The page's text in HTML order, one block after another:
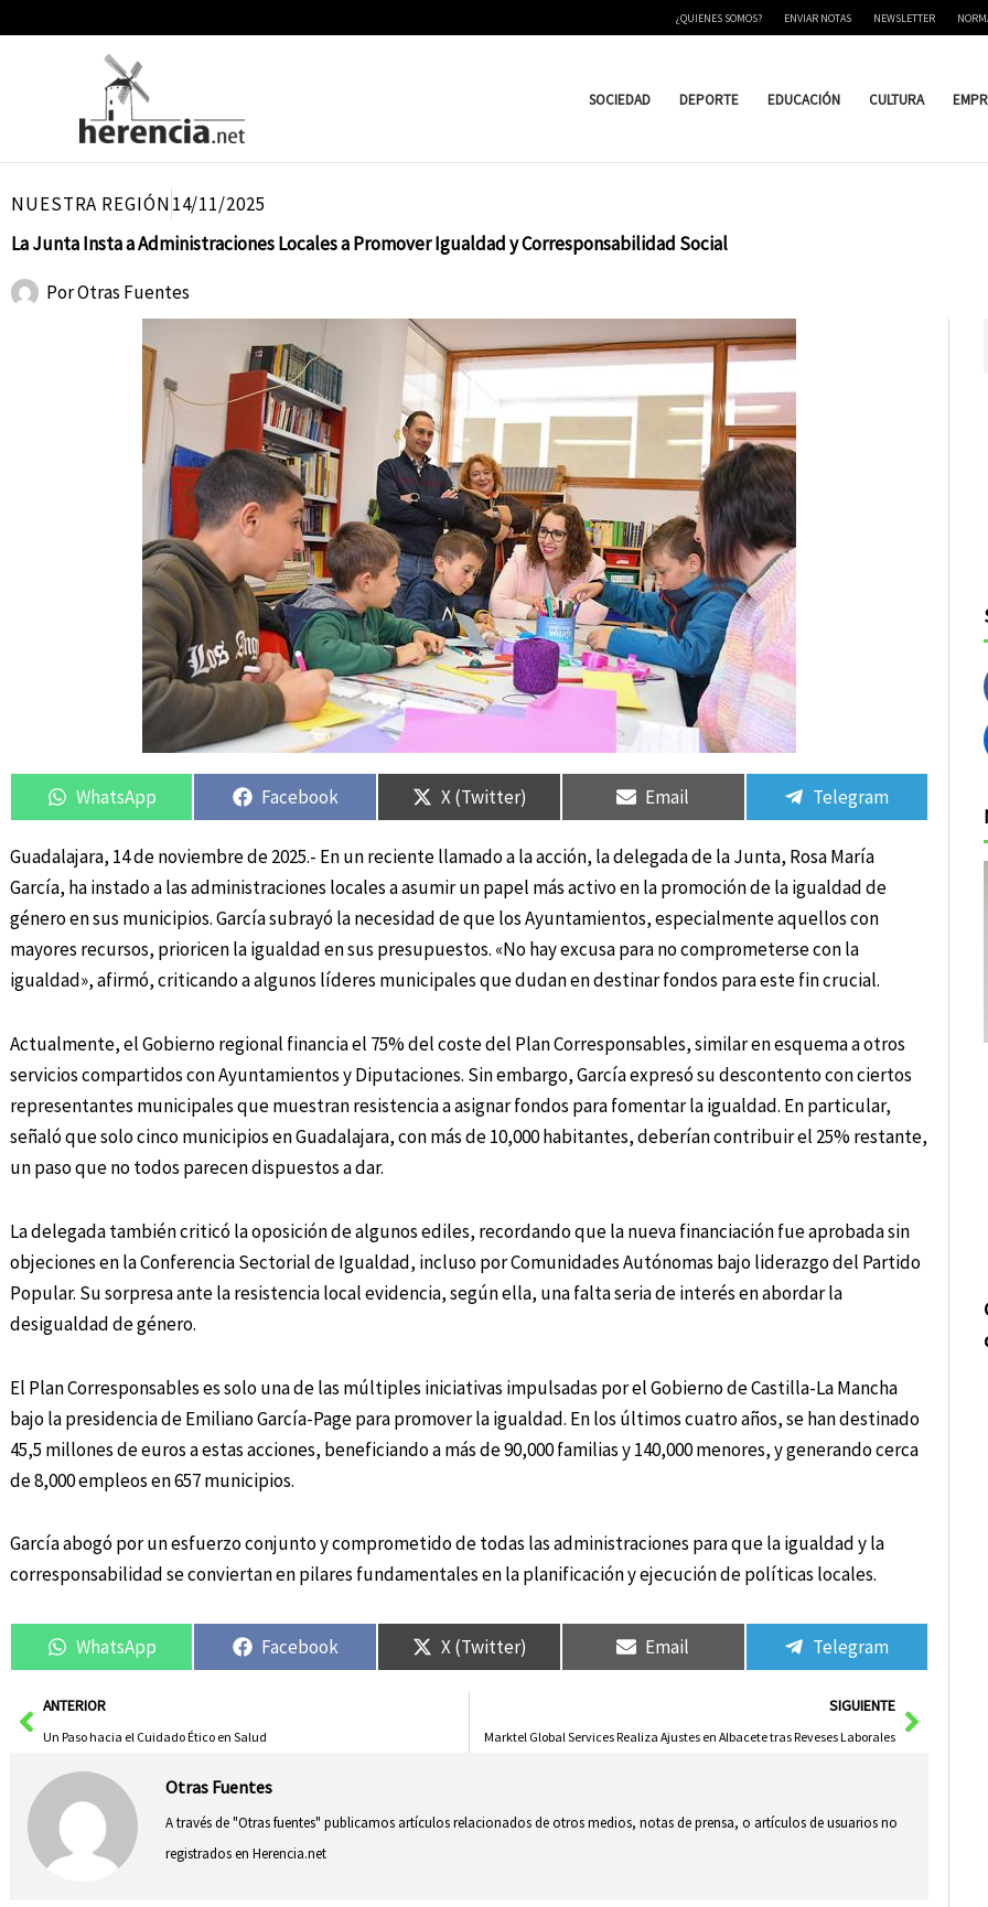
¿QUIENES SOMOS? ENVIAR NOTAS NEWSLETTER
SOCIEDAD DEPORTE EDUCACIÓN CULTURA
NUESTRA REGIÓN14/11/2025
La Junta Insta a Administraciones Locales a Promover Igualdad y Corresponsabilidad Social
PorOtras Fuentes
Compartir
en
WhatsApp
Compartir
en
Facebook
Compartir
en
X (Twitter)
Compartir
en
Email
en
Telegram
Guadalajara, 14 de noviembre de 2025.- En un reciente llamado a la acción, la delegada de la Junta, Rosa María
García, ha instado a las administraciones locales a asumir un papel más activo en la promoción de la igualdad de
género en sus municipios. García subrayó la necesidad de que los Ayuntamientos, especialmente aquellos con
mayores recursos, prioricen la igualdad en sus presupuestos. «No hay excusa para no comprometerse con la
igualdad», afirmó, criticando a algunos líderes municipales que dudan en destinar fondos para este fin crucial.
Actualmente, el Gobierno regional financia el 75% del coste del Plan Corresponsables, similar en esquema a otros
servicios compartidos con Ayuntamientos y Diputaciones. Sin embargo, García expresó su descontento con ciertos
representantes municipales que muestran resistencia a asignar fondos para fomentar la igualdad. En particular,
señaló que solo cinco municipios en Guadalajara, con más de 10,000 habitantes, deberían contribuir el 25% restante,
un paso que no todos parecen dispuestos a dar.
La delegada también criticó la oposición de algunos ediles, recordando que la nueva financiación fue aprobada sin
objeciones en la Conferencia Sectorial de Igualdad, incluso por Comunidades Autónomas bajo liderazgo del Partido
Popular. Su sorpresa ante la resistencia local evidencia, según ella, una falta seria de interés en abordar la
desigualdad de género.
El Plan Corresponsables es solo una de las múltiples iniciativas impulsadas por el Gobierno de Castilla-La Mancha
bajo la presidencia de Emiliano García-Page para promover la igualdad. En los últimos cuatro años, se han destinado
45,5 millones de euros a estas acciones, beneficiando a más de 90,000 familias y 140,000 menores, y generando cerca
de 8,000 empleos en 657 municipios.
García abogó por un esfuerzo conjunto y comprometido de todas las administraciones para que la igualdad y la
corresponsabilidad se conviertan en pilares fundamentales en la planificación y ejecución de políticas locales.
Compartir
en
WhatsApp
Compartir
en
Facebook
Compartir
en
X (Twitter)
Compartir
en
Email
en
Telegram
AntANTERIOR
Un Paso hacia el Cuidado Ético en Salud
SIGUIENTE
Marktel Global Services Realiza Ajustes en Albacete tras Reveses Laborales
Otras Fuentes
A través de "Otras fuentes" publicamos artículos relacionados de otros medios, notas de prensa, o artículos de usuarios no
registrados en Herencia.net